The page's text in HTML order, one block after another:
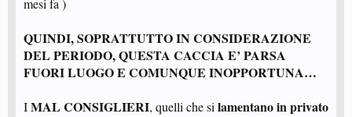
mesi fa )
QUINDI, SOPRATTUTTO IN CONSIDERAZIONE
DEL PERIODO, QUESTA CACCIA E’ PARSA
FUORI LUOGO E COMUNQUE INOPPORTUNA…
IMAL CONSIGLIERI, quelli che si lamentano in privato